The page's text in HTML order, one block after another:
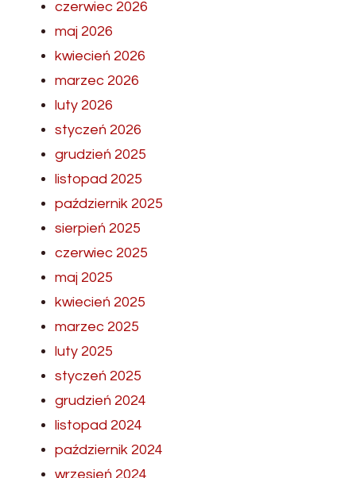
czerwiec 2026
maj 2026
kwiecień 2026
marzec 2026
luty 2026
styczeń 2026
grudzień 2025
listopad 2025
październik 2025
sierpień 2025
czerwiec 2025
maj 2025
kwiecień 2025
marzec 2025
luty 2025
styczeń 2025
grudzień 2024
listopad 2024
październik 2024
wrzesień 2024